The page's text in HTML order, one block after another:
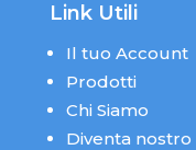
Link Utili
Il tuo Account
Prodotti
Chi Siamo
Diventa nostro